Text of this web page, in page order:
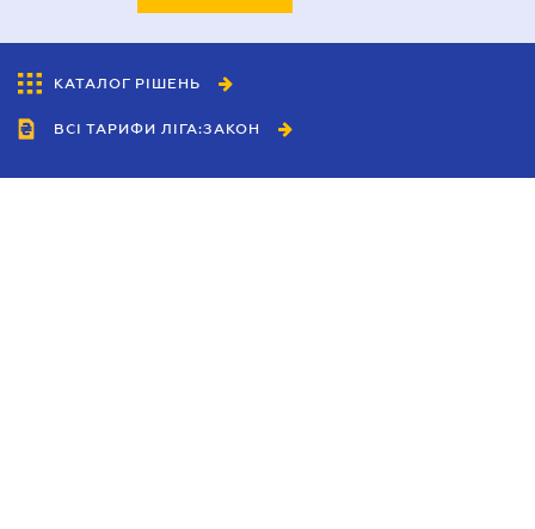
КАТАЛОГ РІШЕНЬ
ВСІ ТАРИФИ ЛІГА:ЗАКОН